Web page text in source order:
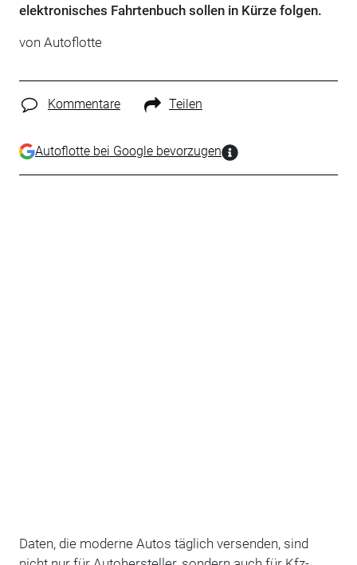
elektronisches Fahrtenbuch sollen in Kürze folgen.
von Autoflotte
Kommentare Teilen
Autoflotte bei Google bevorzugen
Daten, die moderne Autos täglich versenden, sind